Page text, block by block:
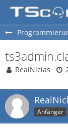
RealNiclas
Anfänger